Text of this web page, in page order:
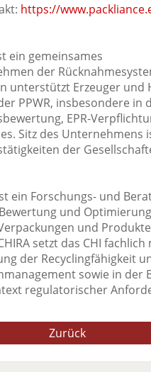
https://
ein gemeinsames
der
unterstützt Erzeuger und
PPWR, insbesondere in
EPR-
Sitz des Unternehmens
der
ein Forschungs- und
und
und
setzt das CHI
der Recyclingfähigkeit
sowie in der
regulatorischer
Zurück